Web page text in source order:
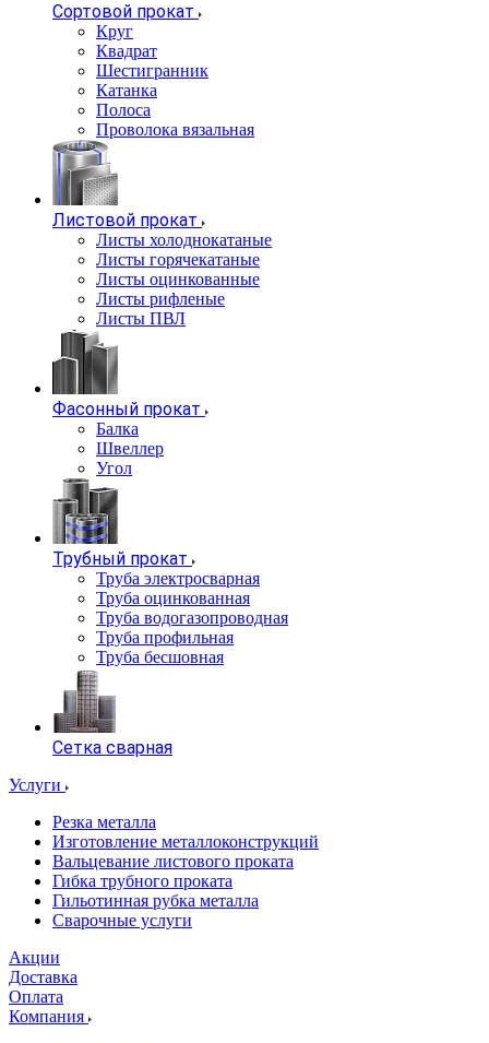
Сортовой прокат
Круг
Квадрат
Шестигранник
Катанка
Полоса
Проволока вязальная
Листовой прокат
Листы холоднокатаные
Листы горячекатаные
Листы оцинкованные
Листы рифленые
Листы ПВЛ
Фасонный прокат
Балка
Швеллер
Угол
Трубный прокат
Труба электросварная
Труба оцинкованная
Труба водогазопроводная
Труба профильная
Труба бесшовная
Сетка сварная
Услуги
Резка металла
Изготовление металлоконструкций
Вальцевание листового проката
Гибка трубного проката
Гильотинная рубка металла
Сварочные услуги
Акции
Доставка
Оплата
Компания